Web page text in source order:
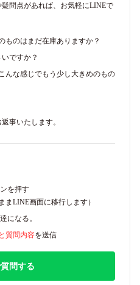
問点があれば、お気軽にLINEで
ものはまだ在庫ありますか？
ですか？
んな感じでもう少し大きめのもの
事いたします。
を押す
まLINE画面に移行します）
になる。
質問内容を送信
問する